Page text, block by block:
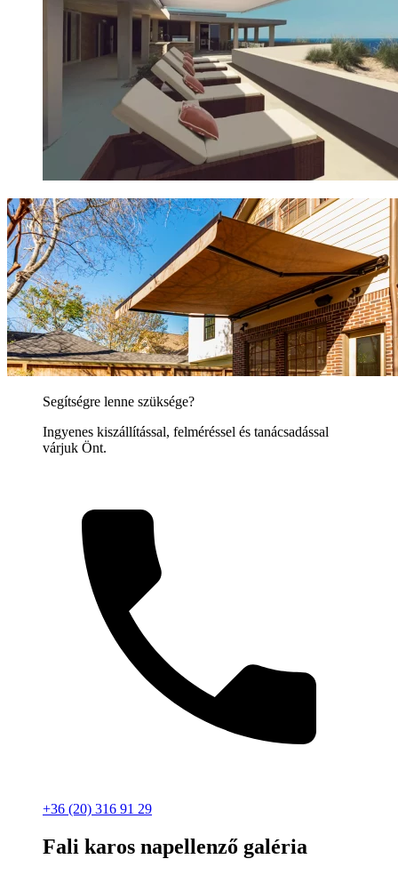
Segítségre lenne szüksége?
Ingyenes kiszállítással, felméréssel és tanácsadással
várjuk Önt.
+36 (20) 316 91 29
Fali karos napellenző galéria